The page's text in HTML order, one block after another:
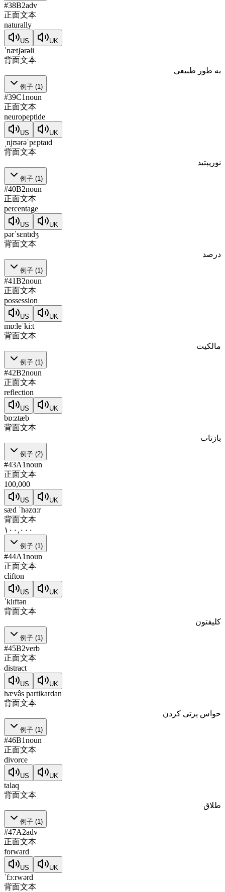
#38B2adv
正面文本
naturally
US UK
ˈnætʃərəli
背面文本
به طور طبیعی
例子 (1)
#39C1noun
正面文本
neuropeptide
US UK
ˌnjʊərəˈpɛptaɪd
背面文本
نورپپتید
例子 (1)
#40B2noun
正面文本
percentage
US UK
pərˈsɛntɪdʒ
背面文本
درصد
例子 (1)
#41B2noun
正面文本
possession
US UK
mɒːleˈkiːt
背面文本
مالکیت
例子 (1)
#42B2noun
正面文本
reflection
US UK
bɒːztæb
背面文本
بازتاب
例子 (2)
#43A1noun
正面文本
100,000
US UK
sæd ˈhəzɑːr
背面文本
۱۰۰,۰۰۰
例子 (1)
#44A1noun
正面文本
clifton
US UK
ˈklɪftən
背面文本
کلیفتون
例子 (1)
#45B2verb
正面文本
distract
US UK
hævâs partikardan
背面文本
حواس پرتی کردن
例子 (1)
#46B1noun
正面文本
divorce
US UK
talaq
背面文本
طلاق
例子 (1)
#47A2adv
正面文本
forward
US UK
ˈfɔːrwərd
背面文本